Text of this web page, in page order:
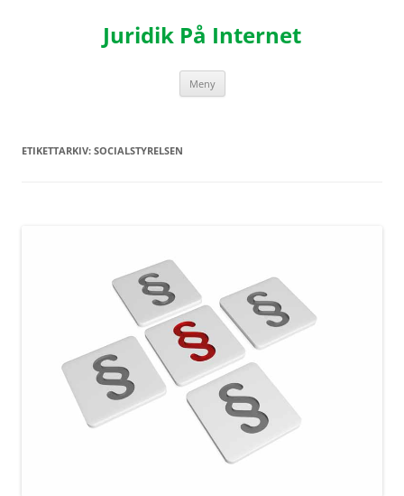
Juridik På Internet
Meny
ETIKETTARKIV: SOCIALSTYRELSEN